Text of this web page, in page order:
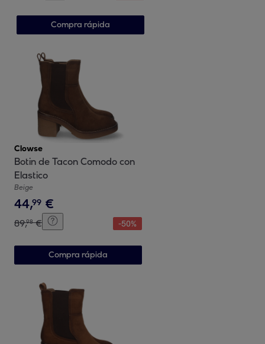
Compra rápida
Clowse
Botin de Tacon Comodo con
Elastico
Beige
44,99 €
89,98 € -50%
Compra rápida